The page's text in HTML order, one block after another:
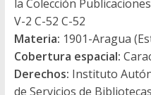
la Colección
V-2 C-52 C-52
Materia: 1901-Aragua
Cobertura espacial:
Derechos: Instituto
de Servicios de